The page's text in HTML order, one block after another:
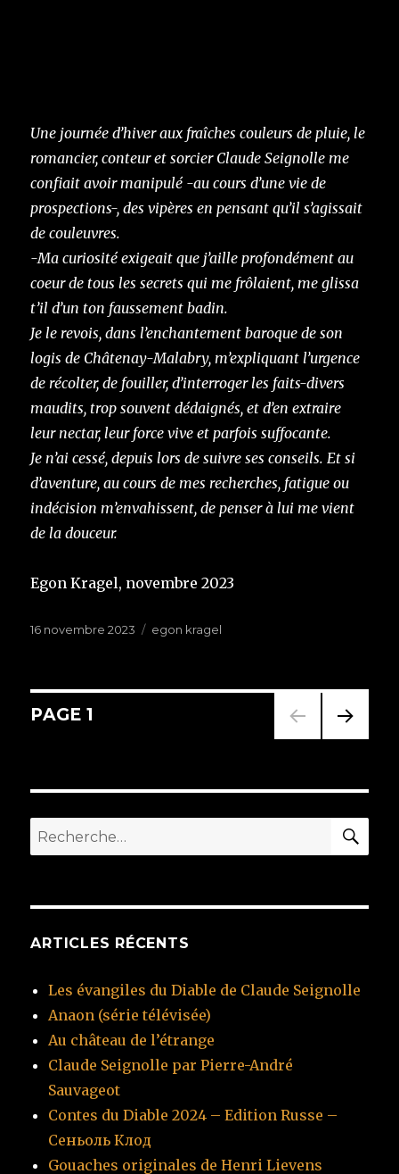
Une journée d’hiver aux fraîches couleurs de pluie, le
romancier, conteur et sorcier Claude Seignolle me
confiait avoir manipulé -au cours d’une vie de
prospections-, des vipères en pensant qu’il s’agissait
de couleuvres.
-Ma curiosité exigeait que j’aille profondément au
coeur de tous les secrets qui me frôlaient, me glissa
t’il d’un ton faussement badin.
Je le revois, dans l’enchantement baroque de son
logis de Châtenay-Malabry, m’expliquant l’urgence
de récolter, de fouiller, d’interroger les faits-divers
maudits, trop souvent dédaignés, et d’en extraire
leur nectar, leur force vive et parfois suffocante.
Je n’ai cessé, depuis lors de suivre ses conseils. Et si
d’aventure, au cours de mes recherches, fatigue ou
indécision m’envahissent, de penser à lui me vient
de la douceur.
Egon Kragel, novembre 2023
Publié
16 novembre 2023 Étiquettes
egon kragel
Navigation
articles
PAGE 1
ANT
E
Recherche
pour
ARTICLES RÉCENTS
Les évangiles du Diable de Claude Seignolle
Anaon (série télévisée)
Au château de l’étrange
Claude Seignolle par Pierre-André
Sauvageot
Contes du Diable 2024 – Edition Russe –
Сеньоль Клод
Gouaches originales de Henri Lievens